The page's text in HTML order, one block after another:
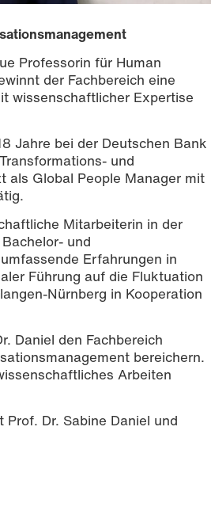
Professorin für Human
der Fachbereich eine
wissenschaftlicher Expertise
Jahre bei der Deutschen Bank
und
als Global People Manager mit
Mitarbeiterin in der
und
Erfahrungen in
Führung auf die Fluktuation
Nürnberg in Kooperation
Daniel den Fachbereich
bereichern.
Arbeiten
Dr. Sabine Daniel und